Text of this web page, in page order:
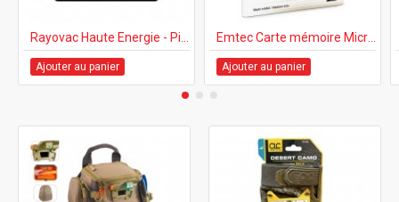
Ajouter au panier Ajouter au panier